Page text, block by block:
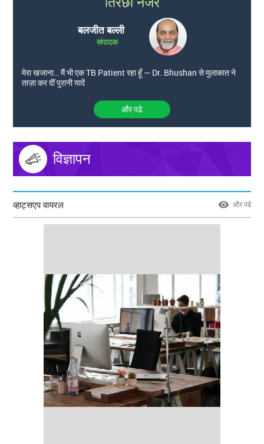
बलजीत बल्ली
संपादक
मेरा खजाना… मैं भी एक TB Patient रहा हूँ — Dr. Bhushan से मुलाकात ने
ताज़ा कर दीं पुरानी यादें
और पढे
विज्ञापन
व्हाट्सएप वायरल और पढे